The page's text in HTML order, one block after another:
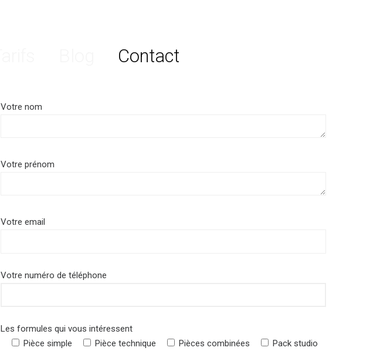
Contact
Votre nom
Votre prénom
Votre email
Votre numéro de téléphone
Les formules qui vous intéressent
Pièce simple
Pièce technique Pièces combinées
Pack studio